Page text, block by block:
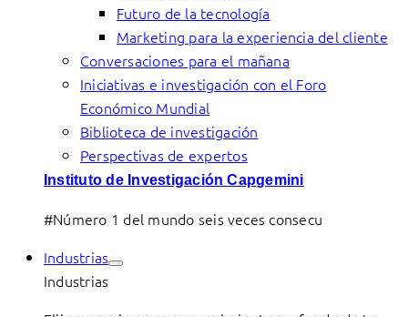
Futuro de la tecnología
Marketing para la experiencia del cliente
Conversaciones para el mañana
Iniciativas e investigación con el Foro
Económico Mundial
Biblioteca de investigación
Perspectivas de expertos
Instituto de Investigación Capgemini
#Número 1 del mundo seis veces consecu
Industrias
Industrias